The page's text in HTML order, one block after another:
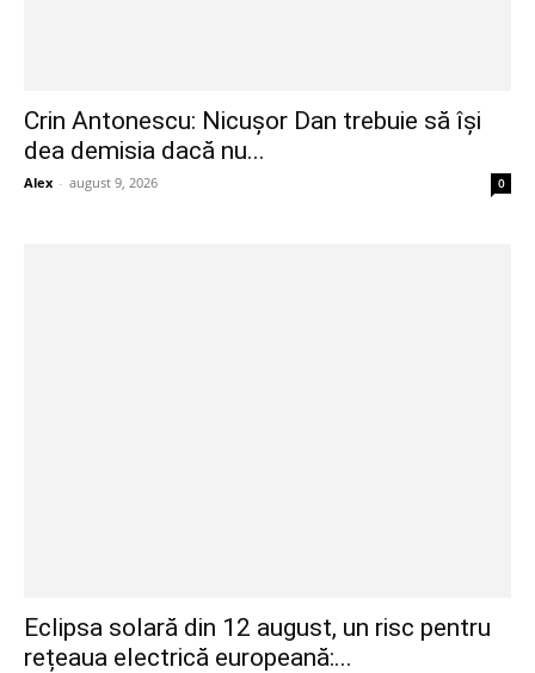
Crin Antonescu: Nicușor Dan trebuie să își
dea demisia dacă nu...
Alex - august 9, 2026 0
Eclipsa solară din 12 august, un risc pentru
rețeaua electrică europeană:...